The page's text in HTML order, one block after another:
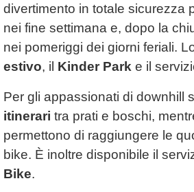
divertimento in totale sicurezza
nei fine settimana e, dopo la
nei pomeriggi dei giorni feriali.
estivo, il Kinder Park e il
Per gli appassionati di downhill
itinerari tra prati e boschi,
permettono di raggiungere le
bike. È inoltre disponibile il
Bike.